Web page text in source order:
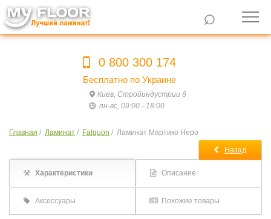
⌕
0 800 300 174
Бесплатно по Украине
Киев, Стройиндустрии 6
пн-вс, 09:00 - 18:00
Главная / Ламинат / Falquon / Ламинат Мартико Неро
Характеристики Описание
Аксессуары Похожие товары
Назад